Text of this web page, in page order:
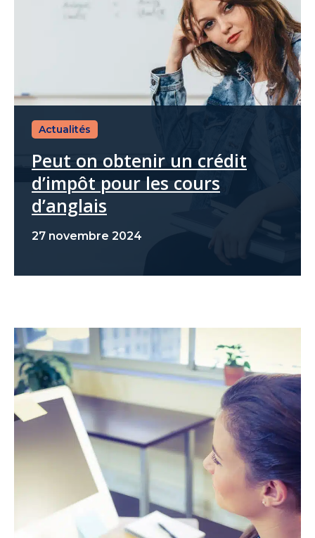
Actualités
Peut on obtenir un crédit
d’impôt pour les cours
d’anglais
27 novembre 2024